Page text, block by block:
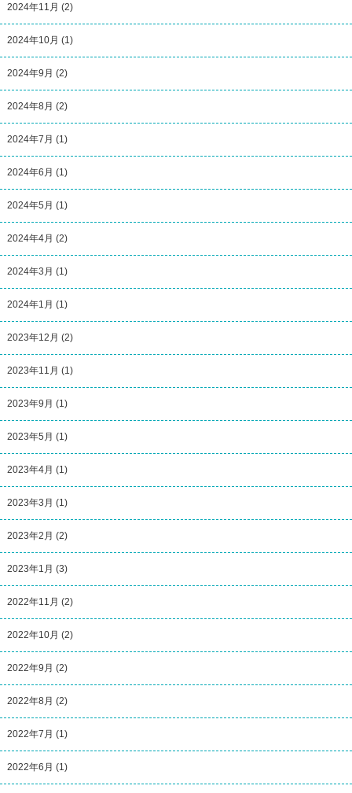
2024年11月 (2)
2024年10月 (1)
2024年9月 (2)
2024年8月 (2)
2024年7月 (1)
2024年6月 (1)
2024年5月 (1)
2024年4月 (2)
2024年3月 (1)
2024年1月 (1)
2023年12月 (2)
2023年11月 (1)
2023年9月 (1)
2023年5月 (1)
2023年4月 (1)
2023年3月 (1)
2023年2月 (2)
2023年1月 (3)
2022年11月 (2)
2022年10月 (2)
2022年9月 (2)
2022年8月 (2)
2022年7月 (1)
2022年6月 (1)